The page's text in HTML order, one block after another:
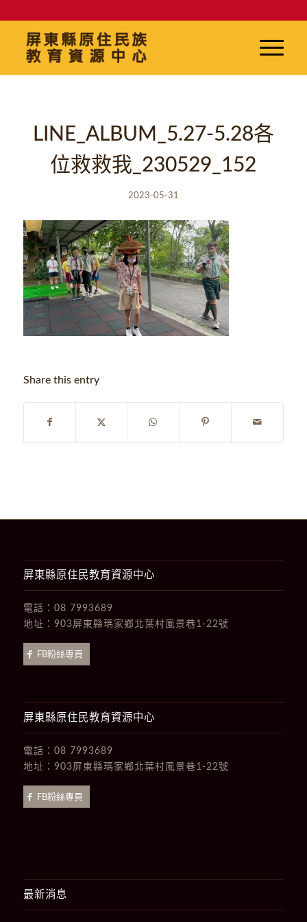
LINE_ALBUM_5.27-5.28各
位救救我_230529_152
2023-05-31
Share this entry
屏東縣原住民教育資源中心
電話： 08 7993689
地址： 903屏東縣瑪家鄉北葉村風景巷1-22號
FB粉絲專頁
屏東縣原住民教育資源中心
電話： 08 7993689
地址： 903屏東縣瑪家鄉北葉村風景巷1-22號
FB粉絲專頁
最新消息